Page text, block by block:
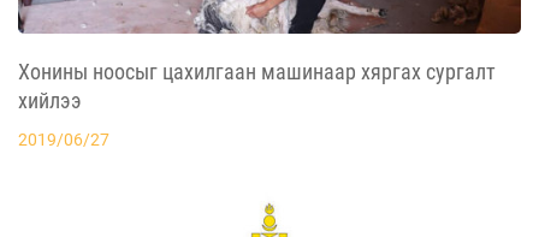
Хонины ноосыг цахилгаан машинаар хяргах сургалт
хийлээ
2019/06/27